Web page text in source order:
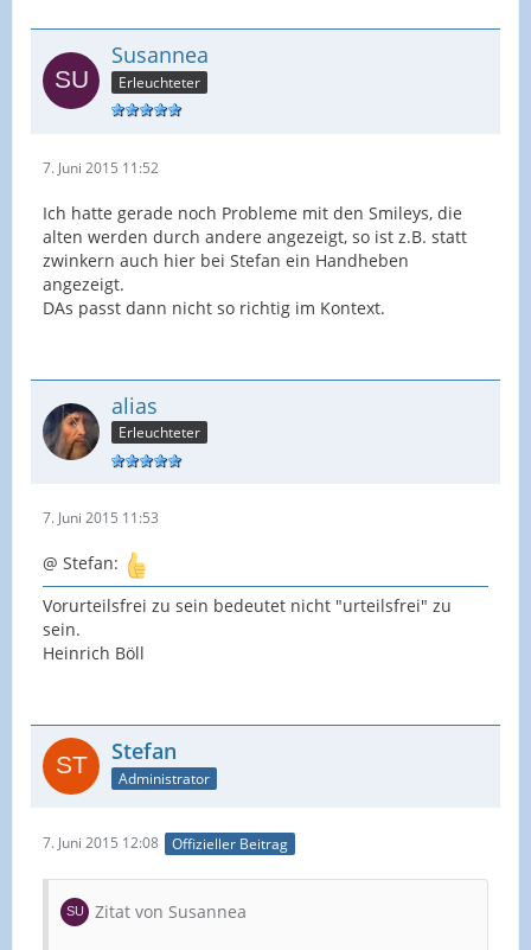
Susannea
Erleuchteter
7. Juni 2015 11:52
Ich hatte gerade noch Probleme mit den Smileys, die
alten werden durch andere angezeigt, so ist z.B. statt
zwinkern auch hier bei Stefan ein Handheben
angezeigt.
DAs passt dann nicht so richtig im Kontext.
alias
Erleuchteter
7. Juni 2015 11:53
@ Stefan:
Vorurteilsfrei zu sein bedeutet nicht "urteilsfrei" zu
sein.
Heinrich Böll
Stefan
Administrator
7. Juni 2015 12:08 Offizieller Beitrag
Zitat von Susannea